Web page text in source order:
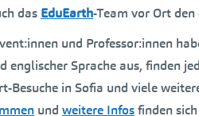
das EduEarth-Team vor Ort
und Professor:innen
englischer Sprache aus, finden
Besuche in Sofia und viele
und weitere Infosfinden